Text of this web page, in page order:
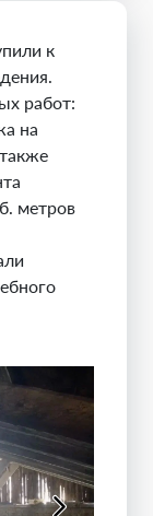
к
работ:
на
метров